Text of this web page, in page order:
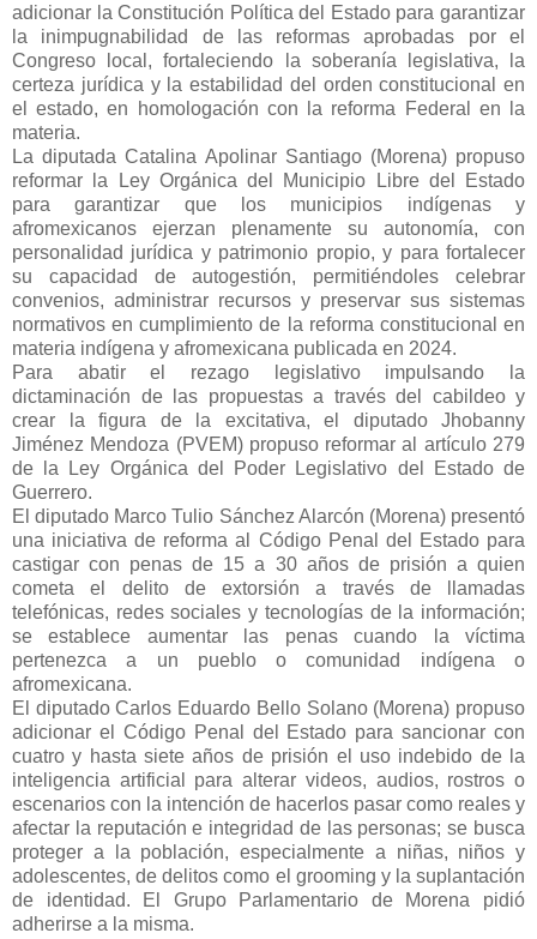
adicionar la Constitución Política del Estado para garantizar
la inimpugnabilidad de las reformas aprobadas por el
Congreso local, fortaleciendo la soberanía legislativa, la
certeza jurídica y la estabilidad del orden constitucional en
el estado, en homologación con la reforma Federal en la
materia.
La diputada Catalina Apolinar Santiago (Morena) propuso
reformar la Ley Orgánica del Municipio Libre del Estado
para garantizar que los municipios indígenas y
afromexicanos ejerzan plenamente su autonomía, con
personalidad jurídica y patrimonio propio, y para fortalecer
su capacidad de autogestión, permitiéndoles celebrar
convenios, administrar recursos y preservar sus sistemas
normativos en cumplimiento de la reforma constitucional en
materia indígena y afromexicana publicada en 2024.
Para abatir el rezago legislativo impulsando la
dictaminación de las propuestas a través del cabildeo y
crear la figura de la excitativa, el diputado Jhobanny
Jiménez Mendoza (PVEM) propuso reformar al artículo 279
de la Ley Orgánica del Poder Legislativo del Estado de
Guerrero.
El diputado Marco Tulio Sánchez Alarcón (Morena) presentó
una iniciativa de reforma al Código Penal del Estado para
castigar con penas de 15 a 30 años de prisión a quien
cometa el delito de extorsión a través de llamadas
telefónicas, redes sociales y tecnologías de la información;
se establece aumentar las penas cuando la víctima
pertenezca a un pueblo o comunidad indígena o
afromexicana.
El diputado Carlos Eduardo Bello Solano (Morena) propuso
adicionar el Código Penal del Estado para sancionar con
cuatro y hasta siete años de prisión el uso indebido de la
inteligencia artificial para alterar videos, audios, rostros o
escenarios con la intención de hacerlos pasar como reales y
afectar la reputación e integridad de las personas; se busca
proteger a la población, especialmente a niñas, niños y
adolescentes, de delitos como el grooming y la suplantación
de identidad. El Grupo Parlamentario de Morena pidió
adherirse a la misma.